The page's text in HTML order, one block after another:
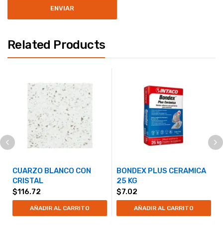
Related Products
CUARZO BLANCO CON
CRISTAL
$116.72
AÑADIR AL CARRITO
BONDEX PLUS CERAMICA
25 KG
$7.02
AÑADIR AL CARRITO